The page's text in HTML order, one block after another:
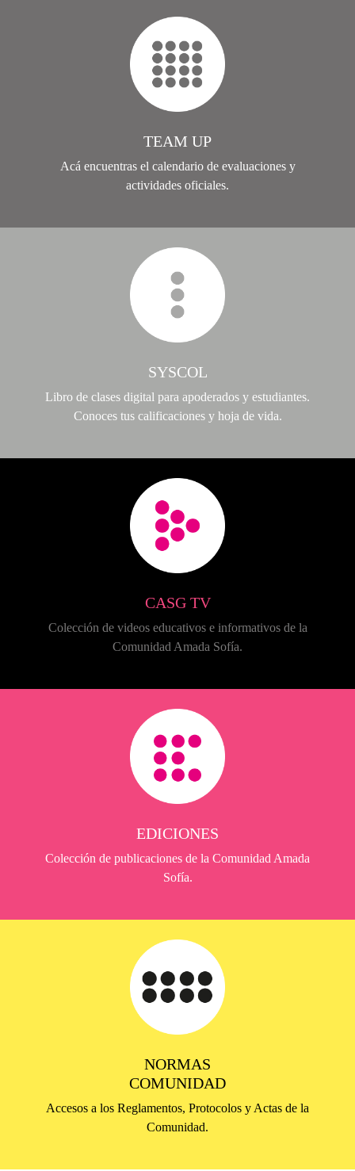
TEAM UP
Acá encuentras el calendario de evaluaciones y
actividades oficiales.
SYSCOL
Libro de clases digital para apoderados y estudiantes.
Conoces tus calificaciones y hoja de vida.
CASG TV
Colección de videos educativos e informativos de la
Comunidad Amada Sofía.
EDICIONES
Colección de publicaciones de la Comunidad Amada
Sofía.
NORMAS
COMUNIDAD
Accesos a los Reglamentos, Protocolos y Actas de la
Comunidad.